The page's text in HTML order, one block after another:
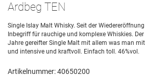
Ardbeg TEN
Single Islay Malt Whisky. Seit der
Inbegriff für rauchige und komplexe Whiskies.
Jahre gereifter Single Malt mit allem was man
und intensive und kraftvoll. Einfach toll. 46%vol.
Artikelnummer: 40650200